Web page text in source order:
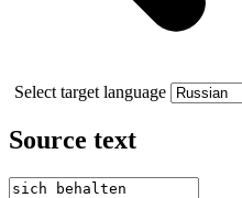
Select target language
Source text